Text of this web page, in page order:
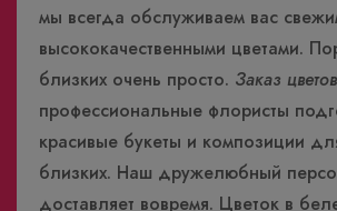
мы всегда обслуживаем вас
высококачественными цветами.
близких очень просто. Заказ
профессиональные флористы
красивые букеты и композиции
близких. Наш дружелюбный
доставляет вовремя. Цветок в